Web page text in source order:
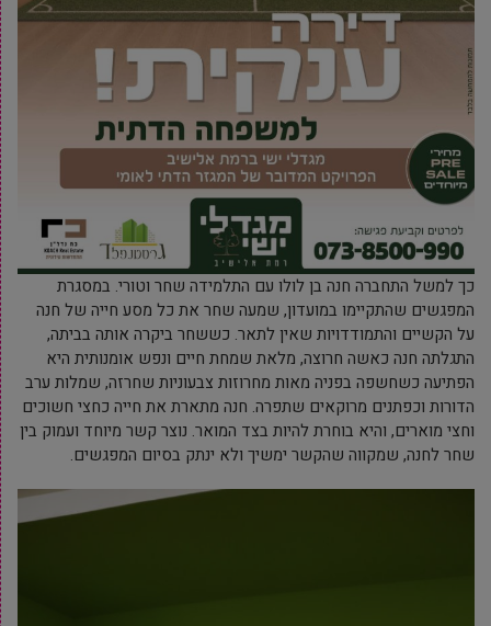
כך למשל התחברה חנה בן לולו עם התלמידה שחר וטורי. במסגרת
המפגשים שהתקיימו במועדון, שמעה שחר את כל מסע חייה של חנה
על הקשיים והתמודדויות שאין לתאר. כששחר ביקרה אותה בביתה,
התגלתה חנה כאשה חרוצה, מלאת שמחת חיים ונפש אומנותית היא
הפתיעה כשחשפה בפניה מאות מחרוזות צבעוניות שחרזה, שמלות ערב
הדורות וכפתנים מרוקאים שתפרה. חנה מתארת את חייה כחצי חשוכים
וחצי מוארים, והיא בוחרת להיות בצד המואר. נוצר קשר מיוחד ועמוק בין
שחר לחנה, שמקווה שהקשר ימשיך ולא ינתק בסיום המפגשים.